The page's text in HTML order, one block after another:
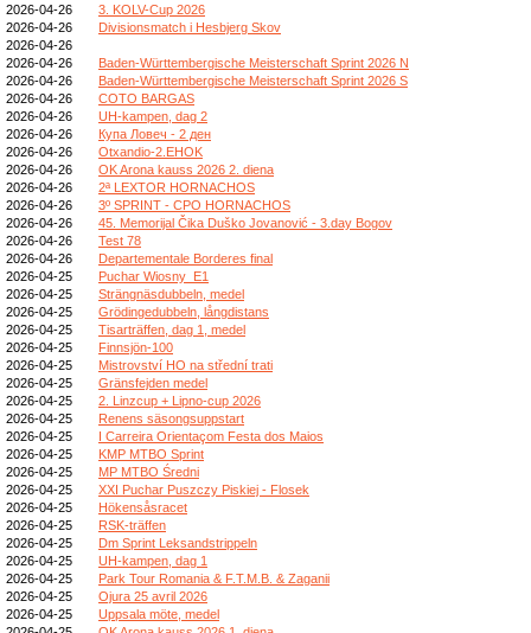
2026-04-26
3. KOLV-Cup 2026
2026-04-26
Divisionsmatch i Hesbjerg Skov
2026-04-26
2026-04-26
Baden-Württembergische Meisterschaft Sprint 2026 N
2026-04-26
Baden-Württembergische Meisterschaft Sprint 2026 S
2026-04-26
COTO BARGAS
2026-04-26
UH-kampen, dag 2
2026-04-26
Купа Ловеч - 2 ден
2026-04-26
Otxandio-2.EHOK
2026-04-26
OK Arona kauss 2026 2. diena
2026-04-26
2ª LEXTOR HORNACHOS
2026-04-26
3º SPRINT - CPO HORNACHOS
2026-04-26
45. Memorijal Čika Duško Jovanović - 3.day Bogov
2026-04-26
Test 78
2026-04-26
Departementale Borderes final
2026-04-25
Puchar Wiosny_E1
2026-04-25
Strängnäsdubbeln, medel
2026-04-25
Grödingedubbeln, långdistans
2026-04-25
Tisarträffen, dag 1, medel
2026-04-25
Finnsjön-100
2026-04-25
Mistrovství HO na střední trati
2026-04-25
Gränsfejden medel
2026-04-25
2. Linzcup + Lipno-cup 2026
2026-04-25
Renens säsongsuppstart
2026-04-25
I Carreira Orientaçom Festa dos Maios
2026-04-25
KMP MTBO Sprint
2026-04-25
MP MTBO Średni
2026-04-25
XXI Puchar Puszczy Piskiej - Flosek
2026-04-25
Hökensåsracet
2026-04-25
RSK-träffen
2026-04-25
Dm Sprint Leksandstrippeln
2026-04-25
UH-kampen, dag 1
2026-04-25
Park Tour Romania & F.T.M.B. & Zaganii
2026-04-25
Ojura 25 avril 2026
2026-04-25
Uppsala möte, medel